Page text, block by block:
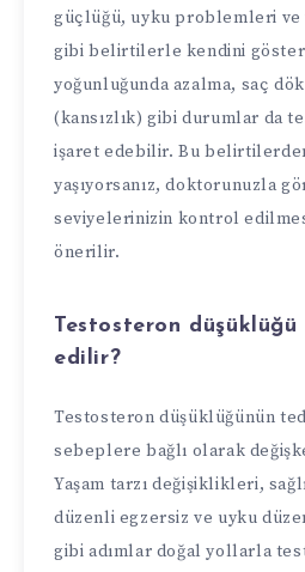
güçlüğü, uyku problemleri ve
gibi belirtilerle kendini
yoğunluğunda azalma, saç
(kansızlık) gibi durumlar da
işaret edebilir. Bu
yaşıyorsanız, doktorunuzla
seviyelerinizin kontrol
önerilir.
Testosteron düşüklüğü
edilir?
Testosteron düşüklüğünün
sebeplere bağlı olarak
Yaşam tarzı değişiklikleri,
düzenli egzersiz ve uyku
gibi adımlar doğal yollarla